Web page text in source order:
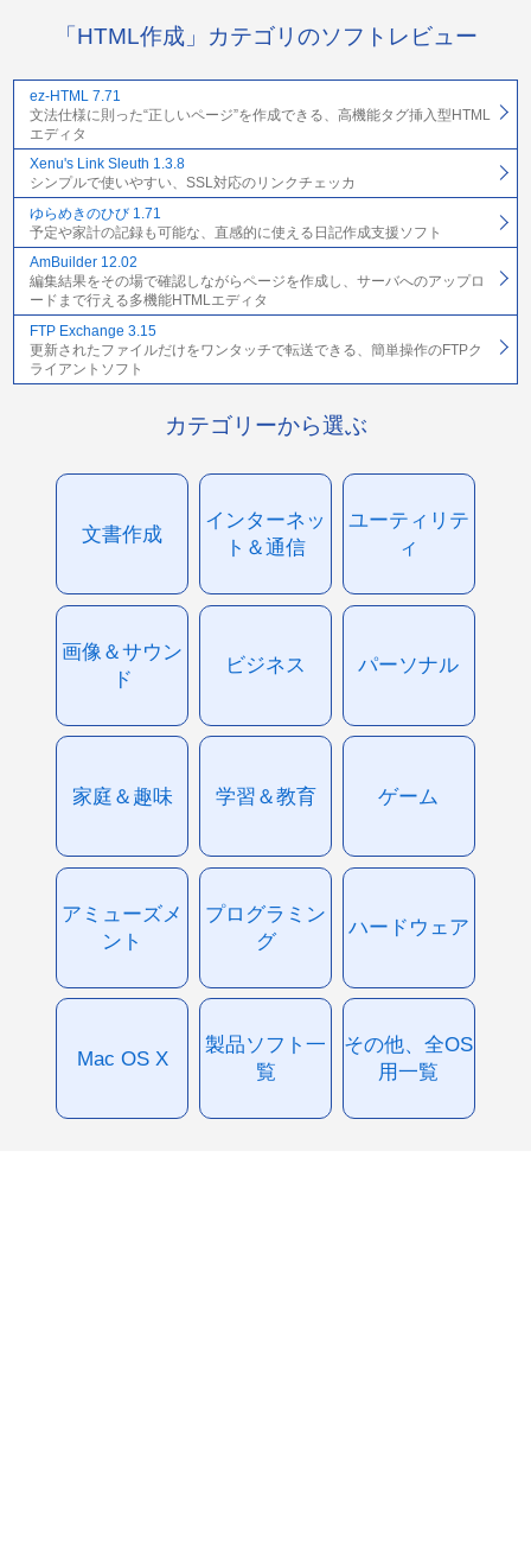
「HTML作成」カテゴリのソフトレビュー
ez-HTML 7.71
文法仕様に則った“正しいページ”を作成できる、高機能タグ挿入型HTML
エディタ
Xenu's Link Sleuth 1.3.8
シンプルで使いやすい、SSL対応のリンクチェッカ
ゆらめきのひび 1.71
予定や家計の記録も可能な、直感的に使える日記作成支援ソフト
AmBuilder 12.02
編集結果をその場で確認しながらページを作成し、サーバへのアップロ
ードまで行える多機能HTMLエディタ
FTP Exchange 3.15
更新されたファイルだけをワンタッチで転送できる、簡単操作のFTPク
ライアントソフト
カテゴリーから選ぶ
文書作成
インターネッ
ト＆通信
ユーティリテ
ィ
画像＆サウン
ド
ビジネス パーソナル
家庭＆趣味 学習＆教育 ゲーム
アミューズメ
ント
プログラミン
グ
ハードウェア
Mac OS X
製品ソフト一
覧
その他、全OS
用一覧